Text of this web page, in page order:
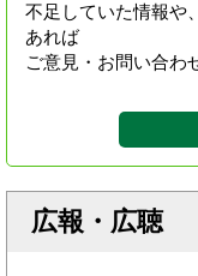
不足していた情報や
あれば
ご意見・お問い合わ
広報・広聴